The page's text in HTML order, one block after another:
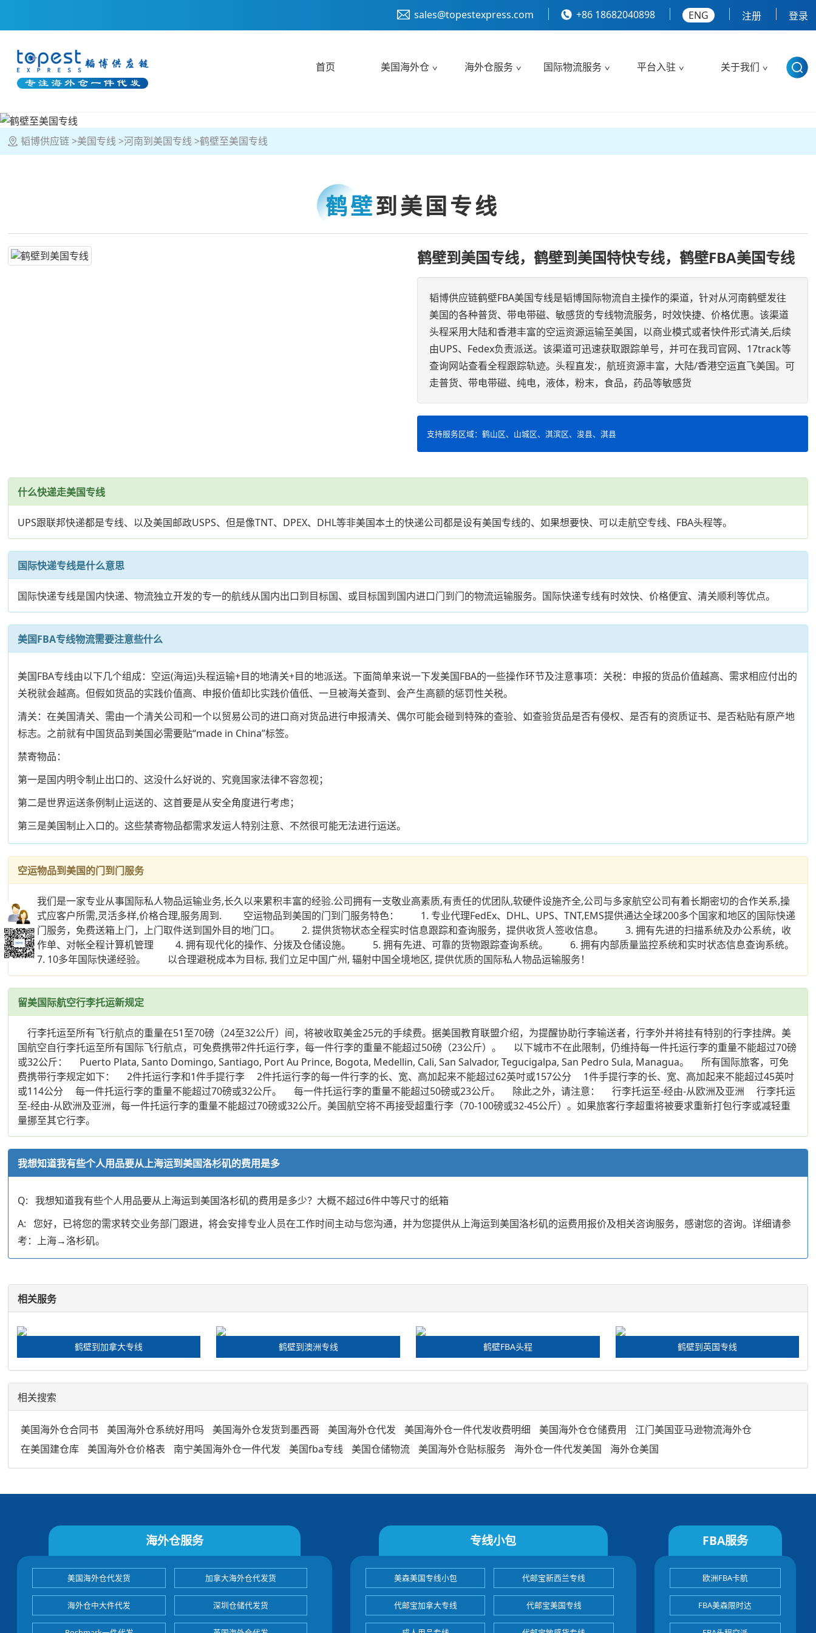
sales@topestexpress.com +86 18682040898 ENG 注册 登录
首页 美国海外仓 海外仓服务 国际物流服务 平台入驻 关于我们
韬博供应链 美国专线 河南到美国专线 鹤壁至美国专线
鹤壁到美国专线
鹤壁到美国专线，鹤壁到美国特快专线，鹤壁FBA美国专线
韬博供应链鹤壁FBA美国专线是韬博国际物流自主操作的渠道，针对从河南鹤壁发往
美国的各种普货、带电带磁、敏感货的专线物流服务，时效快捷、价格优惠。该渠道
头程采用大陆和香港丰富的空运资源运输至美国，以商业模式或者快件形式清关,后续
由UPS、Fedex负责派送。该渠道可迅速获取跟踪单号，并可在我司官网、17track等
查询网站查看全程跟踪轨迹。头程直发:，航班资源丰富，大陆/香港空运直飞美国。可
走普货、带电带磁、纯电，液体，粉末，食品，药品等敏感货
支持服务区域：鹤山区、山城区、淇滨区、浚县、淇县
什么快递走美国专线
UPS跟联邦快递都是专线、以及美国邮政USPS、但是像TNT、DPEX、DHL等非美国本土的快递公司都是设有美国专线的、如果想要快、可以走航空专线、FBA头程等。
国际快递专线是什么意思
国际快递专线是国内快递、物流独立开发的专一的航线从国内出口到目标国、或目标国到国内进口门到门的物流运输服务。国际快递专线有时效快、价格便宜、清关顺利等优点。
美国FBA专线物流需要注意些什么
美国FBA专线由以下几个组成：空运(海运)头程运输+目的地清关+目的地派送。下面简单来说一下发美国FBA的一些操作环节及注意事项：关税：申报的货品价值越高、需求相应付出的
关税就会越高。但假如货品的实践价值高、申报价值却比实践价值低、一旦被海关查到、会产生高额的惩罚性关税。
清关：在美国清关、需由一个清关公司和一个以贸易公司的进口商对货品进行申报清关、偶尔可能会碰到特殊的查验、如查验货品是否有侵权、是否有的资质证书、是否粘贴有原产地
标志。之前就有中国货品到美国必需要贴“made in China”标签。
禁寄物品：
第一是国内明令制止出口的、这没什么好说的、究竟国家法律不容忽视；
第二是世界运送条例制止运送的、这首要是从安全角度进行考虑；
第三是美国制止入口的。这些禁寄物品都需求发运人特别注意、不然很可能无法进行运送。
空运物品到美国的门到门服务
我们是一家专业从事国际私人物品运输业务,长久以来累积丰富的经验.公司拥有一支敬业高素质,有责任的优团队,软硬件设施齐全,公司与多家航空公司有着长期密切的合作关系,操
作方式应客户所需,灵活多样,价格合理,服务周到. 空运物品到美国的门到门服务特色： 1. 专业代理FedEx、DHL、UPS、TNT,EMS提供通达全球200多个国家和地区的国际快递
门到门服务，免费送箱上门，上门取件送到国外目的地门口。 2. 提供货物状态全程实时信息跟踪和查询服务，提供收货人签收信息。 3. 拥有先进的扫描系统及办公系统，收
件、作单、对帐全程计算机管理 4. 拥有现代化的操作、分拨及仓储设施。 5. 拥有先进、可靠的货物跟踪查询系统。 6. 拥有内部质量监控系统和实时状态信息查询系统。
7. 10多年国际快递经验。 以合理避税成本为目标, 我们立足中国广州, 辐射中国全境地区, 提供优质的国际私人物品运输服务！
留美国际航空行李托运新规定
行李托运至所有飞行航点的重量在51至70磅（24至32公斤）间，将被收取美金25元的手续费。据美国教育联盟介绍，为提醒协助行李输送者，行李外并将挂有特别的行李挂牌。美
国航空自行李托运至所有国际飞行航点，可免费携带2件托运行李，每一件行李的重量不能超过50磅（23公斤）。 以下城市不在此限制，仍维持每一件托运行李的重量不能超过70磅
或32公斤： Puerto Plata, Santo Domingo, Santiago, Port Au Prince, Bogota, Medellin, Cali, San Salvador, Tegucigalpa, San Pedro Sula, Managua。 所有国际旅客，可免
费携带行李规定如下： 2件托运行李和1件手提行李 2件托运行李的每一件行李的长、宽、高加起来不能超过62英吋或157公分 1件手提行李的长、宽、高加起来不能超过45英吋
或114公分 每一件托运行李的重量不能超过70磅或32公斤。 每一件托运行李的重量不能超过50磅或23公斤。 除此之外，请注意： 行李托运至-经由-从欧洲及亚洲 行李托运
至-经由-从欧洲及亚洲，每一件托运行李的重量不能超过70磅或32公斤。美国航空将不再接受超重行李（70-100磅或32-45公斤）。如果旅客行李超重将被要求重新打包行李或减轻重
量挪至其它行李。
我想知道我有些个人用品要从上海运到美国洛杉矶的费用是多
Q: 我想知道我有些个人用品要从上海运到美国洛杉矶的费用是多少？大概不超过6件中等尺寸的纸箱
A: 您好，已将您的需求转交业务部门跟进，将会安排专业人员在工作时间主动与您沟通，并为您提供从上海运到美国洛杉矶的运费用报价及相关咨询服务，感谢您的咨询。详细请参
考：上海→洛杉矶。
相关服务
鹤壁到加拿大专线 鹤壁到澳洲专线 鹤壁FBA头程 鹤壁到英国专线
相关搜索
美国海外仓合同书 美国海外仓系统好用吗 美国海外仓发货到墨西哥 美国海外仓代发 美国海外仓一件代发收费明细 美国海外仓仓储费用
江门美国亚马逊物流海外仓
在美国建仓库
美国海外仓价格表 南宁美国海外仓一件代发 美国fba专线 美国仓储物流 美国海外仓贴标服务 海外仓一件代发美国 海外仓美国
海外仓服务
美国海外仓代发货 加拿大海外仓代发货
海外仓中大件代发 深圳仓储代发货
专线小包
美森美国专线小包 代邮宝新西兰专线
代邮宝加拿大专线 代邮宝美国专线
FBA服务
欧洲FBA卡航
FBA美森限时达